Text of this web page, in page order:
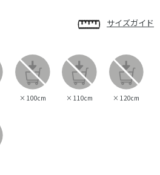
サイズガイド
× 100cm × 110cm × 120cm